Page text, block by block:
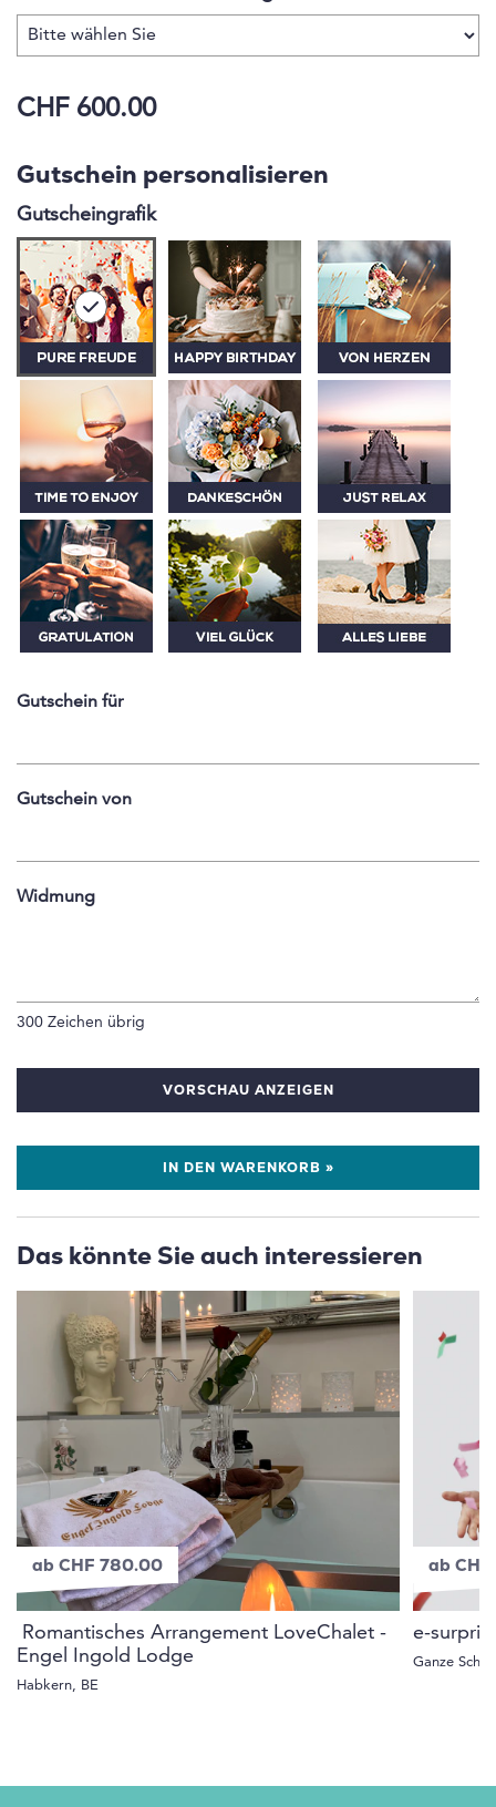
CHF 600.00
Gutschein personalisieren
Gutscheingrafik
Gutschein für
Gutschein von
Widmung
300 Zeichen übrig
VORSCHAU ANZEIGEN
IN DEN WARENKORB »
Das könnte Sie auch interessieren
ab CHF 780.00
Romantisches Arrangement LoveChalet -
Engel Ingold Lodge
Habkern, BE
ab
e-
Ganze